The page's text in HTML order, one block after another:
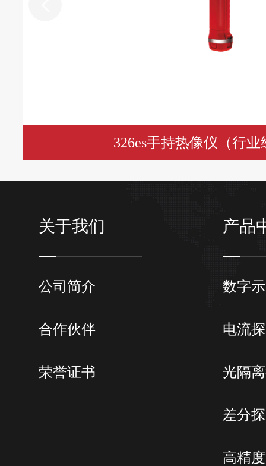
326es手持热像仪（行
关于我们
公司简介
合作伙伴
荣誉证书
产品
数字
电流
光隔
差分
高精